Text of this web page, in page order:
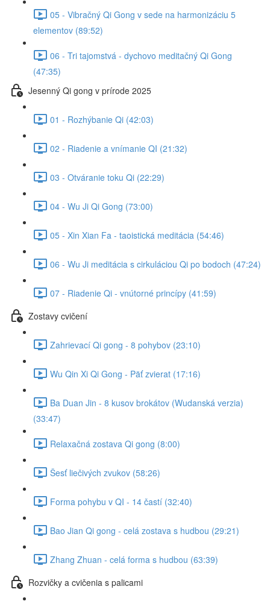
05 - Vibračný Qi Gong v sede na harmonizáciu 5
elementov (89:52)
06 - Tri tajomstvá - dychovo meditačný Qi Gong
(47:35)
Jesenný Qi gong v prírode 2025
01 - Rozhýbanie Qi (42:03)
02 - Riadenie a vnímanie QI (21:32)
03 - Otváranie toku Qi (22:29)
04 - Wu Ji Qi Gong (73:00)
05 - Xin Xian Fa - taoistická meditácia (54:46)
06 - Wu Ji meditácia s cirkuláciou Qi po bodoch (47:24)
07 - Riadenie Qi - vnútorné princípy (41:59)
Zostavy cvičení
Zahrievací Qi gong - 8 pohybov (23:10)
Wu Qin Xi Qi Gong - Päť zvierat (17:16)
Ba Duan Jin - 8 kusov brokátov (Wudanská verzia)
(33:47)
Relaxačná zostava Qi gong (8:00)
Šesť liečivých zvukov (58:26)
Forma pohybu v QI - 14 častí (32:40)
Bao Jian Qi gong - celá zostava s hudbou (29:21)
Zhang Zhuan - celá forma s hudbou (63:39)
Rozvičky a cvičenia s palicami